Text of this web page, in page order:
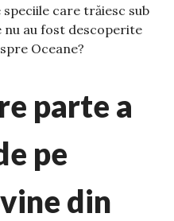
care trăiesc sub
au fost descoperite
Oceane?
parte a
pe
din